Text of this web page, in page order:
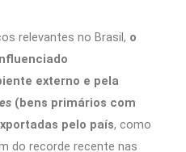
relevantes no Brasil, o
externo e pela
(bens primários com
pelo país, como
do recorde recente nas